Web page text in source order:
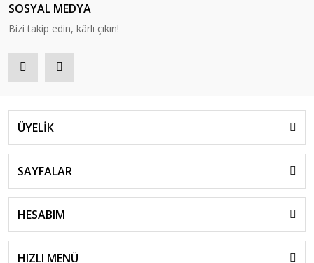
SOSYAL MEDYA
Bizi takip edin, kârlı çıkın!
ÜYELİK
SAYFALAR
HESABIM
HIZLI MENÜ